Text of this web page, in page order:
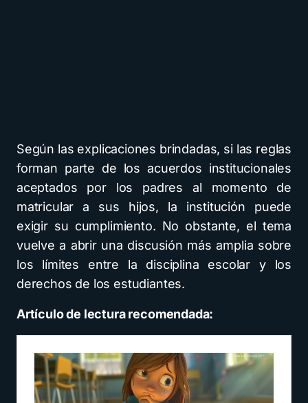
Según las explicaciones brindadas, si las reglas
forman parte de los acuerdos institucionales
aceptados por los padres al momento de
matricular a sus hijos, la institución puede
exigir su cumplimiento. No obstante, el tema
vuelve a abrir una discusión más amplia sobre
los límites entre la disciplina escolar y los
derechos de los estudiantes.
Artículo de lectura recomendada: